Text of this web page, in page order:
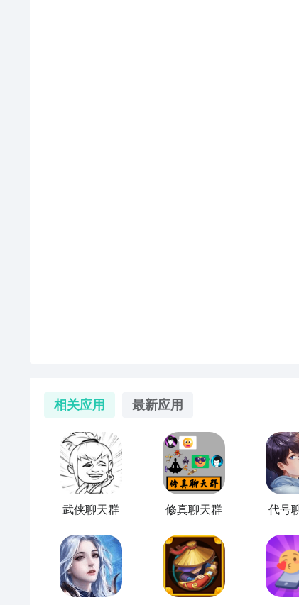
大学生误入中二聊天群？竟意外开启槽梗满满的
相关应用 最新应用
武侠聊天群 修真聊天群 代号